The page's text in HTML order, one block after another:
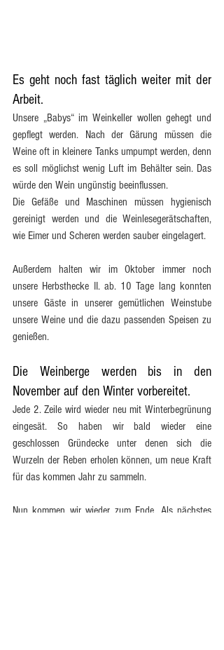
Es geht noch fast täglich weiter mit der
Arbeit.
Unsere „Babys“ im Weinkeller wollen gehegt und
gepflegt werden. Nach der Gärung müssen die
Weine oft in kleinere Tanks umpumpt werden, denn
es soll möglichst wenig Luft im Behälter sein. Das
würde den Wein ungünstig beeinflussen.
Die Gefäße und Maschinen müssen hygienisch
gereinigt werden und die Weinlesegerätschaften,
wie Eimer und Scheren werden sauber eingelagert.
Außerdem halten wir im Oktober immer noch
unsere Herbsthecke II. ab. 10 Tage lang konnten
unsere Gäste in unserer gemütlichen Weinstube
unsere Weine und die dazu passenden Speisen zu
genießen.
Die Weinberge werden bis in den
November auf den Winter vorbereitet.
Jede 2. Zeile wird wieder neu mit Winterbegrünung
eingesät. So haben wir bald wieder eine
geschlossen Gründecke unter denen sich die
Wurzeln der Reben erholen können, um neue Kraft
für das kommen Jahr zu sammeln.
Nun kommen wir wieder zum Ende. Als nächstes